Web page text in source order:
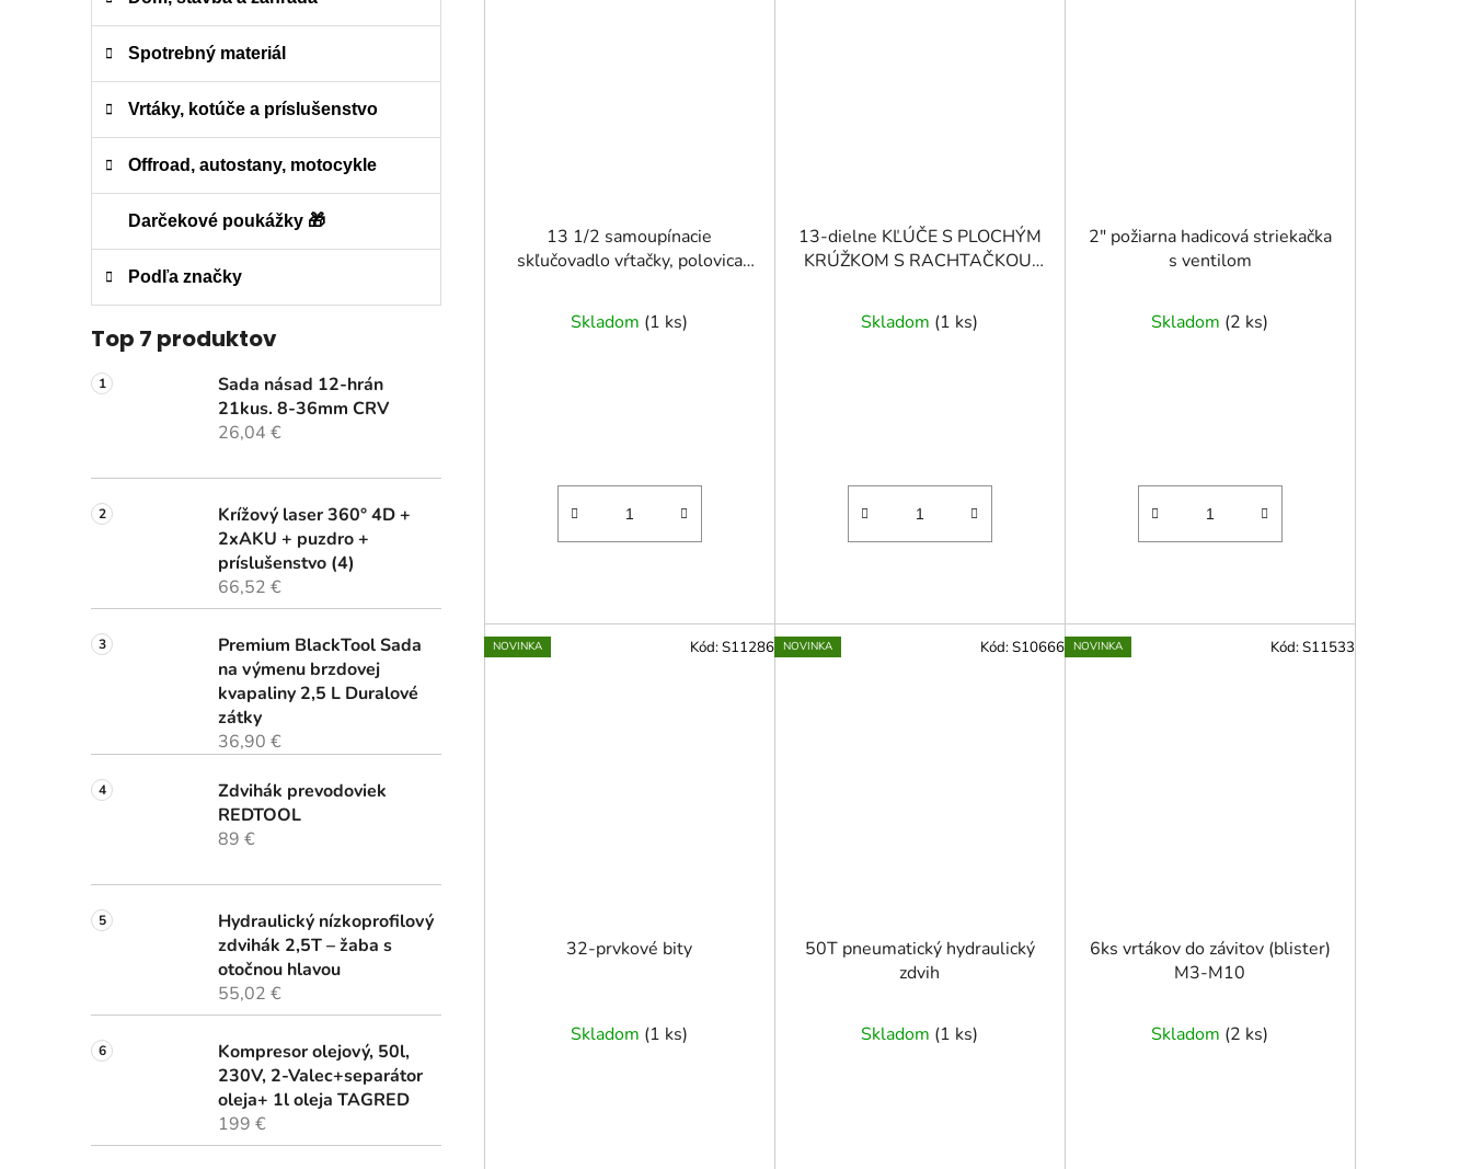
Spotrebný materiál
Vrtáky, kotúče a príslušenstvo
Offroad, autostany, motocykle
Darčekové poukážky 🎁
Podľa značky
Top 7 produktov
Sada násad 12-hrán
21kus. 8-36mm CRV
26,04 €
Krížový laser 360° 4D +
2xAKU + puzdro +
príslušenstvo (4)
66,52 €
Premium BlackTool Sada
na výmenu brzdovej
kvapaliny 2,5 L Duralové
zátky
36,90 €
Zdvihák prevodoviek
REDTOOL
89 €
Hydraulický nízkoprofilový
zdvihák 2,5T – žaba s
otočnou hlavou
55,02 €
Kompresor olejový, 50l,
230V, 2-Valec+separátor
oleja+ 1l oleja TAGRED
199 €
13 1/2 samoupínacie
skľučovadlo vŕtačky, polovica
Skladom (1 ks)
13-dielne KĽÚČE S PLOCHÝM
KRÚŽKOM S RACHTAČKOU,
Skladom (1 ks)
2" požiarna hadicová striekačka
s ventilom
Skladom (2 ks)
NOVINKA
32-prvkové bity
Skladom (1 ks)
Kód:S11286 NOVINKA
50T pneumatický hydraulický
zdvih
Skladom (1 ks)
Kód:S10666 NOVINKA
6ks vrtákov do závitov (blister)
M3-M10
Skladom (2 ks)
Kód:S11533